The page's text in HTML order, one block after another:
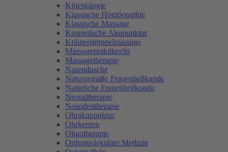
Kinesiologie
Klassische Homöopathie
Klassische Massage
Kosmetische Akupunktur
Kräuterstempelmassage
Massagepraktiker/in
Massagetherapie
Nasendusche
Naturgemäße Frauenheilkunde
Natürliche Frauenheilkunde
Neuraltherapie
Nosodentherapie
Ohrakupunktur
Ohrkerzen
Oligotherapie
Orthomolekulare Medizin